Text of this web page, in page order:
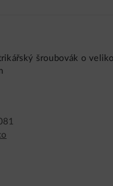
šroubovák o